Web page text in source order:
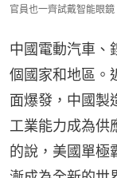
官員也一齊試戴智能眼鏡
中國電動汽車、
個國家和地區。
面爆發，中國製
工業能力成為供
的說，美國單極